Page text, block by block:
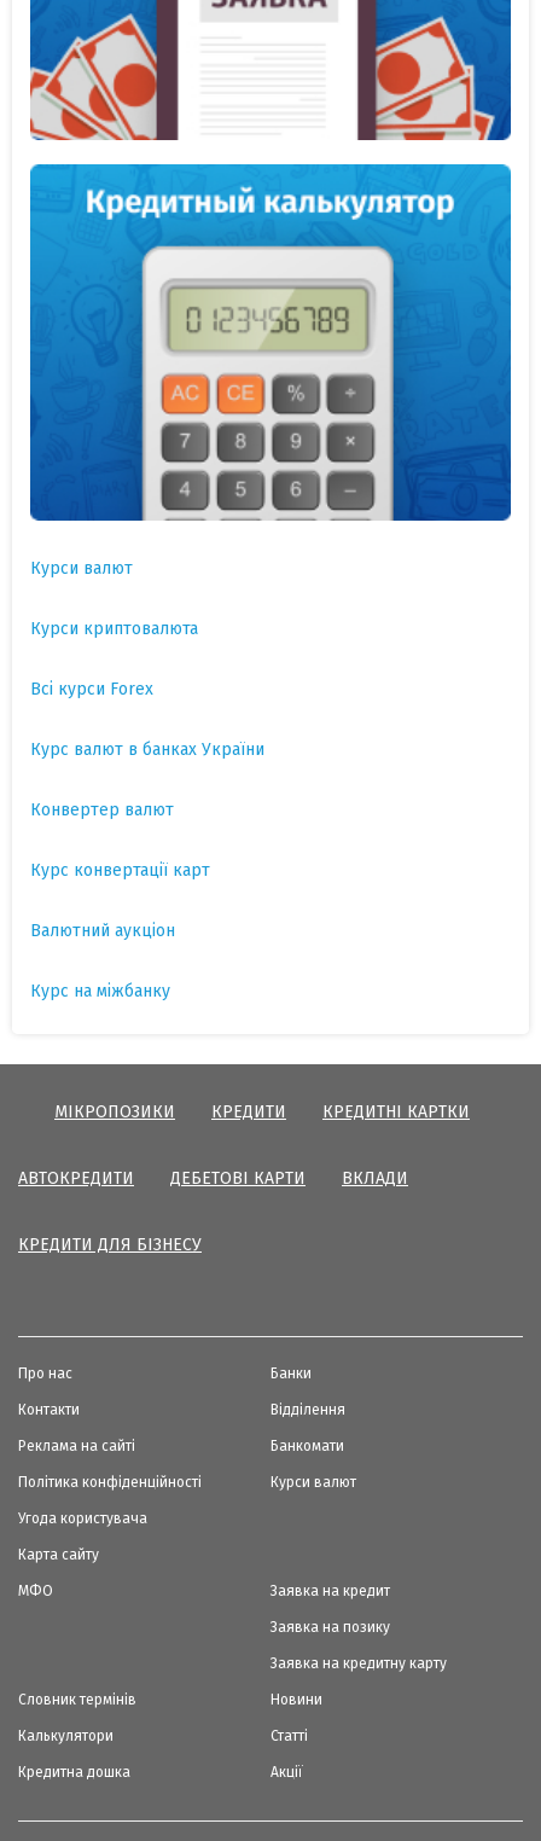
Курси валют
Курси криптовалюта
Всі курси Forex
Курс валют в банках України
Конвертер валют
Курс конвертації карт
Валютний аукціон
Курс на міжбанку
МІКРОПОЗИКИ КРЕДИТИ КРЕДИТНІ КАРТКИ
АВТОКРЕДИТИ ДЕБЕТОВІ КАРТИ ВКЛАДИ
КРЕДИТИ ДЛЯ БІЗНЕСУ
Про нас
Контакти
Реклама на сайті
Політика конфіденційності
Угода користувача
Карта сайту
Банки
Відділення
Банкомати
Курси валют
МФО Заявка на кредит
Заявка на позику
Заявка на кредитну карту
Словник термінів
Калькулятори
Кредитна дошка
Новини
Статті
Акції